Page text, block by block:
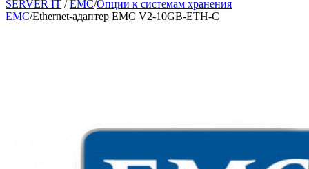
SERVER IT / EMC/Опции к системам хранения
EMC/Ethernet-адаптер EMC V2-10GB-ETH-C